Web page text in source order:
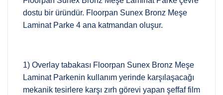
dostu bir üründür. Floorpan Sunex Bronz Meşe
Laminat Parke 4 ana katmandan oluşur.
1) Overlay tabakası Floorpan Sunex Bronz Meşe
Laminat Parkenin kullanım yerinde karşılaşacağı
mekanik tesirlere karşı zırh görevi yapan şeffaf film